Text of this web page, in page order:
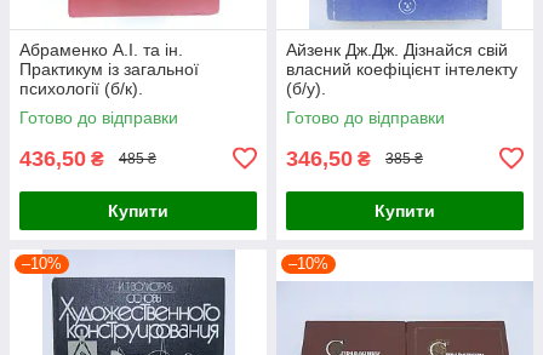
Абраменко А.І. та ін.
Практикум із загальної
психології (б/к).
Готово до відправки
436,50 ₴ 485 ₴
Купити
Айзенк Дж.Дж. Дізнайся свій
власний коефіцієнт інтелекту
(б/у).
Готово до відправки
346,50 ₴ 385 ₴
Купити
–10% –10%